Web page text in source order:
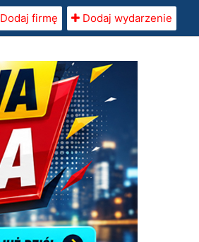
Dodaj firmę Dodaj wydarzenie